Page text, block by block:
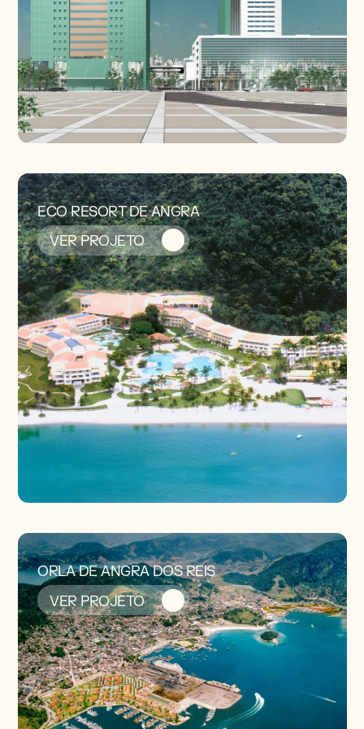
ECO RESORT DE ANGRA
VER PROJETO
ORLA DE ANGRA DOS REIS
VER PROJETO